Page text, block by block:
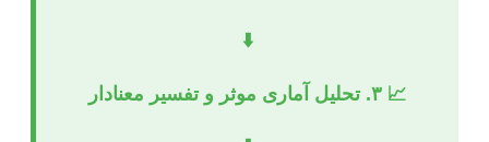
📈 ۳. تحلیل آماری موثر و تفسیر معنادار